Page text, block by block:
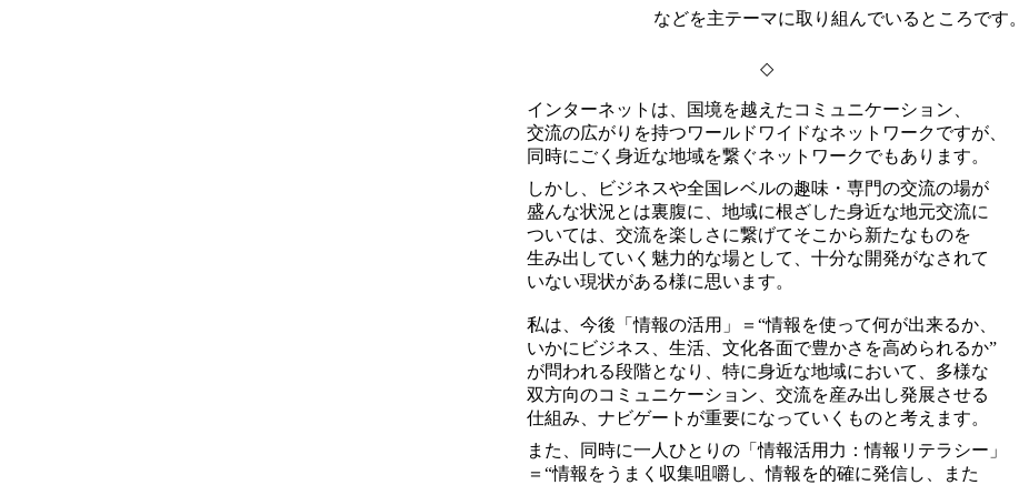
などを主テーマに取り組んでいるところです。
◇
インターネットは、国境を越えたコミュニケーション、
交流の広がりを持つワールドワイドなネットワークですが、
同時にごく身近な地域を繋ぐネットワークでもあります。
しかし、ビジネスや全国レベルの趣味・専門の交流の場が
盛んな状況とは裏腹に、地域に根ざした身近な地元交流に
ついては、交流を楽しさに繋げてそこから新たなものを
生み出していく魅力的な場として、十分な開発がなされて
いない現状がある様に思います。
私は、今後「情報の活用」＝“情報を使って何が出来るか、
いかにビジネス、生活、文化各面で豊かさを高められるか”
が問われる段階となり、特に身近な地域において、多様な
双方向のコミュニケーション、交流を産み出し発展させる
仕組み、ナビゲートが重要になっていくものと考えます。
また、同時に一人ひとりの「情報活用力：情報リテラシー」
＝“情報をうまく収集咀嚼し、情報を的確に発信し、また